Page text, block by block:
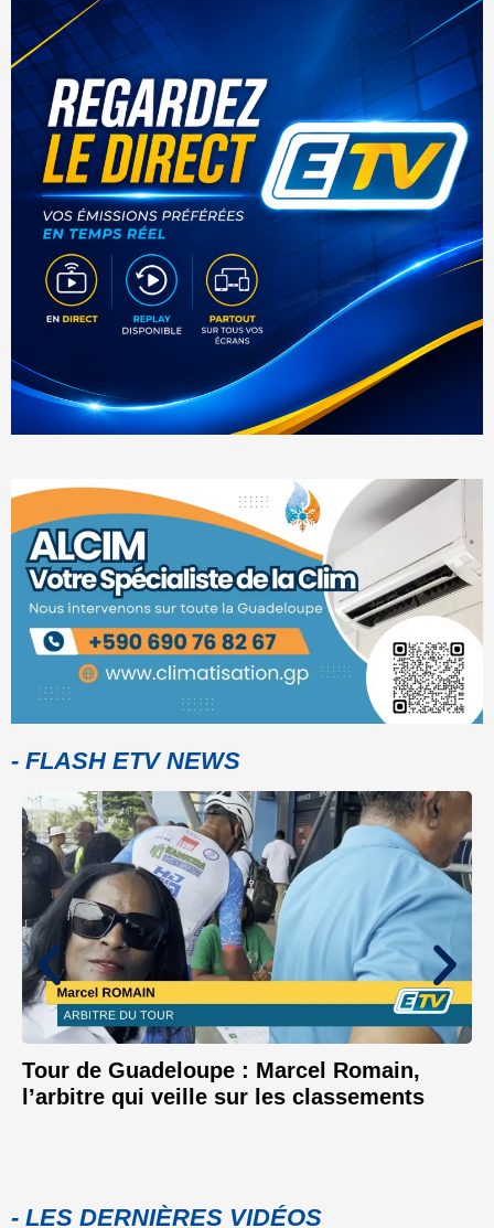
- FLASH ETV NEWS
Tour de Guadeloupe : Marcel Romain,
l’arbitre qui veille sur les classements
- LES DERNIÈRES VIDÉOS